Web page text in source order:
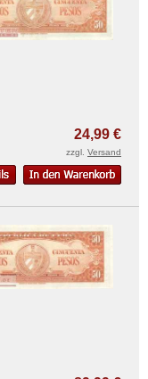
24,99 €
zzgl. Versand